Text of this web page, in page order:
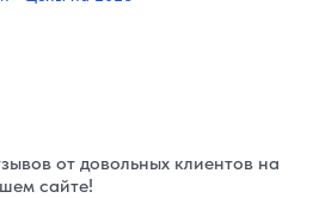
от довольных клиентов на
сайте!